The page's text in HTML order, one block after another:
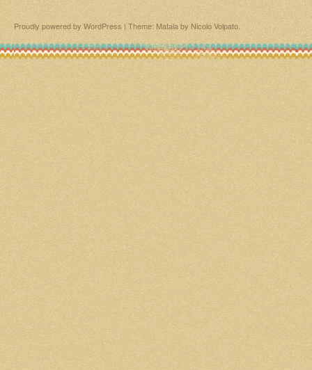
Proudly powered by WordPress | Theme: Matala by Nicolo Volpato